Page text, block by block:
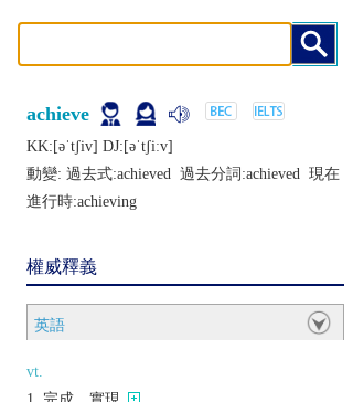
achieve
KK:[ǝˈtʃiv] DJ:[ǝˈtʃiːv]
動變: 過去式:achieved 過去分詞:achieved 現在
進行時:achieving
權威釋義
英語
vt.